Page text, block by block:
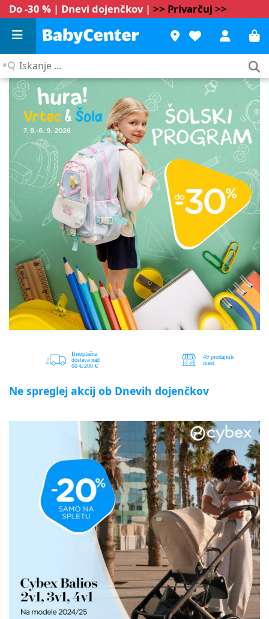
Do -30 % | Dnevi dojenčkov | >> Privarčuj >>
Iskanje
Ne spreglej akcij ob Dnevih dojenčkov